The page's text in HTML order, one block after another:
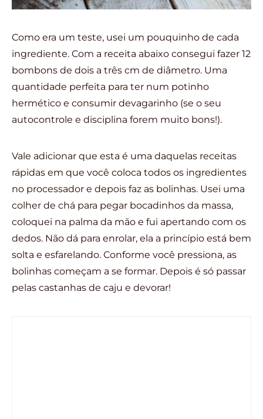
Como era um teste, usei um pouquinho de cada
ingrediente. Com a receita abaixo consegui fazer 12
bombons de dois a três cm de diâmetro. Uma
quantidade perfeita para ter num potinho
hermético e consumir devagarinho (se o seu
autocontrole e disciplina forem muito bons!).
Vale adicionar que esta é uma daquelas receitas
rápidas em que você coloca todos os ingredientes
no processador e depois faz as bolinhas. Usei uma
colher de chá para pegar bocadinhos da massa,
coloquei na palma da mão e fui apertando com os
dedos. Não dá para enrolar, ela a princípio está bem
solta e esfarelando. Conforme você pressiona, as
bolinhas começam a se formar. Depois é só passar
pelas castanhas de caju e devorar!